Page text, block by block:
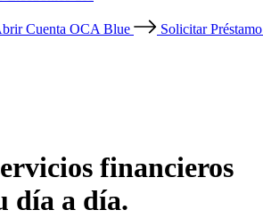
Cuenta OCA Blue
Solicitar Préstamo
financieros
día a día.